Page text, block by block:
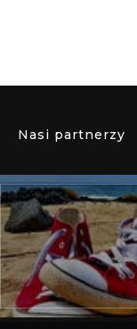
Nasi partnerzy